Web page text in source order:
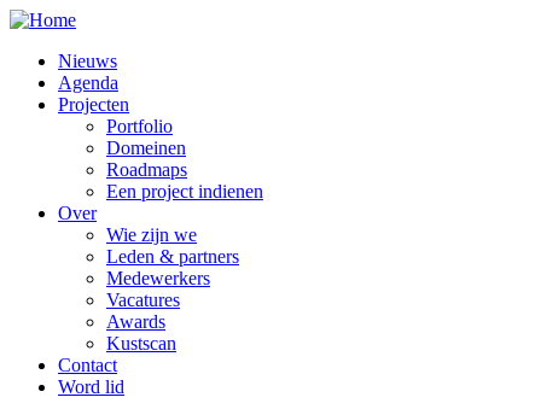
Overslaan
naar
inhoud
Main
navigation
Nieuws
Agenda
Projecten
Portfolio
Domeinen
Roadmaps
Een project indienen
Over
Wie zijn we
Leden & partners
Medewerkers
Vacatures
Awards
Kustscan
Contact
Word lid